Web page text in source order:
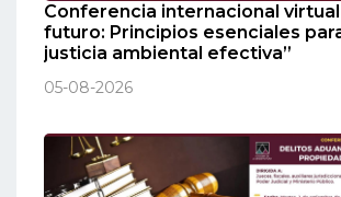
Conferencia internacional virtual
futuro: Principios esenciales
justicia ambiental efectiva”
05-08-2026